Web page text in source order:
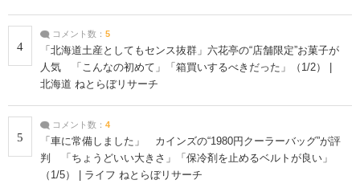
4
コメント数： 5
「北海道土産としてもセンス抜群」六花亭の“店舗限定”お菓子が
人気 「こんなの初めて」「箱買いするべきだった」（1/2） |
北海道 ねとらぼリサーチ
5
コメント数： 4
「車に常備しました」 カインズの“1980円クーラーバッグ”が評
判 「ちょうどいい大きさ」「保冷剤を止めるベルトが良い」
（1/5） | ライフ ねとらぼリサーチ